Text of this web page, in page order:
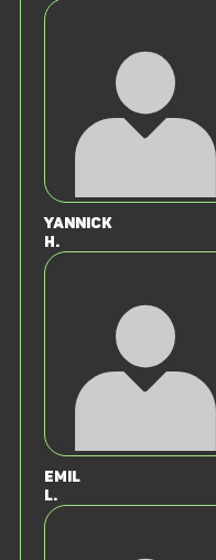
Yannick
H.
Emil
L.